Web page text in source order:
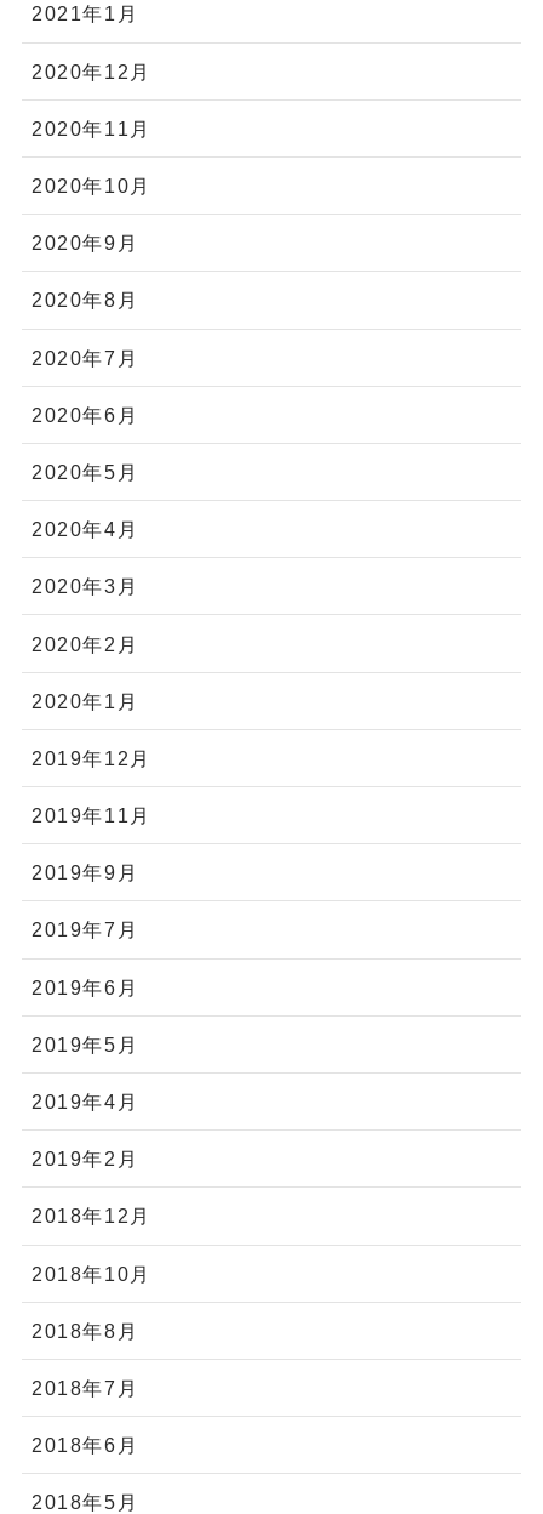
2021年1月
2020年12月
2020年11月
2020年10月
2020年9月
2020年8月
2020年7月
2020年6月
2020年5月
2020年4月
2020年3月
2020年2月
2020年1月
2019年12月
2019年11月
2019年9月
2019年7月
2019年6月
2019年5月
2019年4月
2019年2月
2018年12月
2018年10月
2018年8月
2018年7月
2018年6月
2018年5月